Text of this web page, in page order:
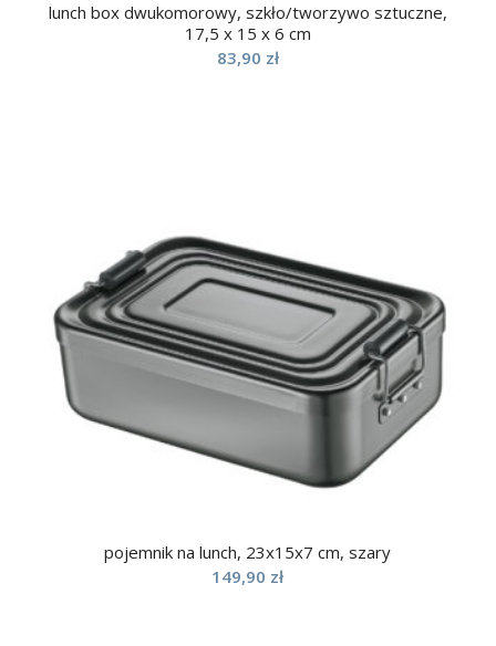
lunch box dwukomorowy, szkło/tworzywo sztuczne,
17,5 x 15 x 6 cm
83,90 zł
pojemnik na lunch, 23x15x7 cm, szary
149,90 zł